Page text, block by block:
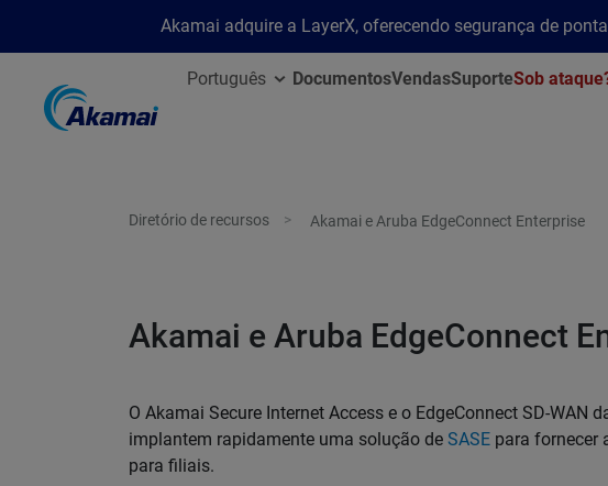
Akamai adquire a LayerX, oferecendo segurança de
Português DocumentosVendasSuporteSob
Diretório de recursos Akamai e Aruba EdgeConnect Enterprise
Akamai e Aruba EdgeConnect
O Akamai Secure Internet Access e o EdgeConnect SD-WAN
implantem rapidamente uma solução de SASE para fornecer
para filiais.